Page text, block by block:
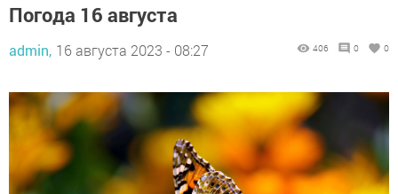
Погода 16 августа
admin, 16 августа 2023 - 08:27 406 0 0